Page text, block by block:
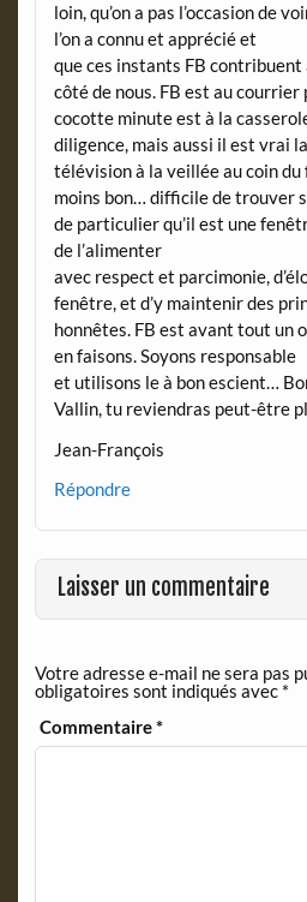
loin, qu’on a pas l’occasion de
l’on a connu et apprécié et
que ces instants FB contribuent
côté de nous. FB est au courrier
cocotte minute est à la
diligence, mais aussi il est vrai la
télévision à la veillée au coin
moins bon… difficile de trouver
de particulier qu’il est une
de l’alimenter
avec respect et parcimonie,
fenêtre, et d’y maintenir des
honnêtes. FB est avant tout un
en faisons. Soyons responsable
et utilisons le à bon escient…
Vallin , tu reviendras peut-être
Jean-François
Répondre
Laisser un commentaire
Votre adresse e-mail ne sera pas
obligatoires sont indiqués avec *
Commentaire*